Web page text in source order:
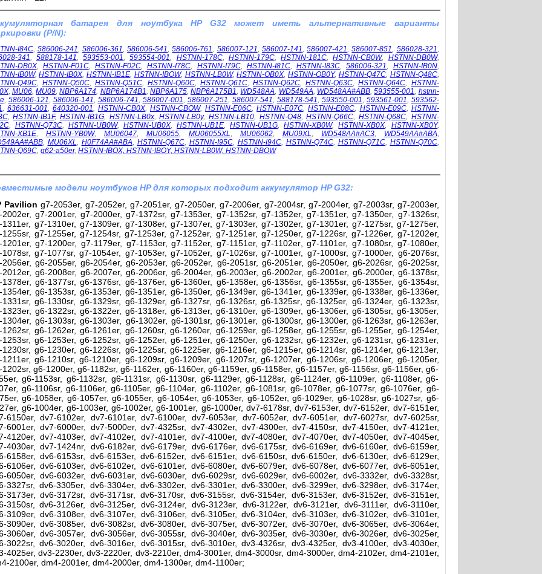
батарея для ноутбука HP G32 может иметь альтернативные варианты
(P/N):
I84C, 586006-241, 586006-361,586006-541,586006-761, 586007-121, 586007-141,586007-421,586007-851, 586028-321,
341, 588178-141, 593553-001,593554-001, HSTNN-178C, HSTNN-179C, HSTNN-181C,HSTNN-CB0W, HSTNN-DB0W,
DB0X, HSTNN-F01C, HSTNN-F02C,HSTNN-I78C, HSTNN-I79C, HSTNN-I81C, HSTNN-I83C,586006-321, HSTNN-IB0N,
IB0W,HSTNN-IB0X, HSTNN-IB1E, HSTNN-IBOW, HSTNN-LB0W,HSTNN-OB0X, HSTNN-OB0Y, HSTNN-Q47C, HSTNN-Q48C,
Q49C, HSTNN-Q50C, HSTNN-Q51C, HSTNN-Q60C, HSTNN-Q61C,HSTNN-Q62C,HSTNN-Q63C,HSTNN-Q64C, HSTNN-
, MU06,MU09,NBP6A174, NBP6A174B1, NBP6A175,NBP6A175B1, WD548AA, WD549AA, WD548AA#ABB,593555-001, hstnn-
, 586006-121, 586006-141, 586006-741, 586007-001, 586007-251, 586007-541, 588178-541, 593550-001, 593561-001, 593562-
, 636631-001, 640320-001, HSTNN-CB0X, HSTNN-CBOW,HSTNN-E06C,HSTNN-E07C,HSTNN-E08C, HSTNN-E09C, HSTNN-
,HSTNN-IB1F, HSTNN-IB1G, HSTNN-LB0x,HSTNN-LB0y, HSTNN-LB10, HSTNN-Q48,HSTNN-Q66C, HSTNN-Q68C, HSTNN-
, HSTNN-Q73C, HSTNN-UB0W, HSTNN-UB0X, HSTNN-UB1E,HSTNN-UB1G,HSTNN-XB0W,HSTNN-XB0X, HSTNN-XB0Y,
XB1E, HSTNN-YB0W, MU06047, MU06055, MU06055XL, MU06062, MU09XL, WD548AA#AC3, WD549AA#ABA,
, MU06XL, H0F74AA#ABA, HSTNN-Q67C, HSTNN-I95C, HSTNN-I94C, HSTNN-Q74C, HSTNN-Q71C, HSTNN-Q70C,
Q69C, g62-a50er, HSTNN-IBOX, HSTNN-IBOY, HSTNN-LB0W, HSTNN-DBOW
модели ноутбуков HP для которых подходит аккумулятор HP G32:
Pavilion g7-2053er, g7-2052er, g7-2051er, g7-2050er, g7-2006er, g7-2004sr, g7-2004er, g7-2003sr, g7-2003er,
2002er, g7-2001er, g7-2000er, g7-1372sr, g7-1353er, g7-1352sr, g7-1352er, g7-1351er, g7-1350er, g7-1326sr,
1311er, g7-1310er, g7-1309er, g7-1308er, g7-1307er, g7-1303er, g7-1302er, g7-1301er, g7-1275sr, g7-1275er,
1255sr, g7-1255er, g7-1254sr, g7-1253er, g7-1252er, g7-1251er, g7-1250er, g7-1226sr, g7-1226er, g7-1202er,
1201er, g7-1200er, g7-1179er, g7-1153er, g7-1152er, g7-1151er, g7-1102er, g7-1101er, g7-1080sr, g7-1080er,
1078sr, g7-1077sr, g7-1054er, g7-1053er, g7-1052er, g7-1026sr, g7-1001er, g7-1000sr, g7-1000er, g6-2076sr,
2056er, g6-2055er, g6-2054er, g6-2053er, g6-2052er, g6-2051sr, g6-2051er, g6-2050er, g6-2026sr, g6-2025sr,
2012er, g6-2008er, g6-2007er, g6-2006er, g6-2004er, g6-2003er, g6-2002er, g6-2001er, g6-2000er, g6-1378sr,
1378er, g6-1377sr, g6-1376sr, g6-1376er, g6-1360er, g6-1358er, g6-1356sr, g6-1355sr, g6-1355er, g6-1354sr,
1354er, g6-1353sr, g6-1353er, g6-1351er, g6-1350er, g6-1349er, g6-1341er, g6-1339er, g6-1338er, g6-1336er,
1331sr, g6-1330sr, g6-1329sr, g6-1329er, g6-1327sr, g6-1326sr, g6-1325sr, g6-1325er, g6-1324er, g6-1323sr,
1323er, g6-1322sr, g6-1322er, g6-1318er, g6-1313er, g6-1310er, g6-1309er, g6-1306er, g6-1305sr, g6-1305er,
1304er, g6-1303sr, g6-1303er, g6-1302er, g6-1301sr, g6-1301er, g6-1300sr, g6-1300er, g6-1263sr, g6-1263er,
1262sr, g6-1262er, g6-1261er, g6-1260sr, g6-1260er, g6-1259er, g6-1258er, g6-1255sr, g6-1255er, g6-1254er,
1253sr, g6-1253er, g6-1252sr, g6-1252er, g6-1251er, g6-1250er, g6-1232sr, g6-1232er, g6-1231sr, g6-1231er,
1230sr, g6-1230er, g6-1226sr, g6-1225sr, g6-1225er, g6-1216er, g6-1215er, g6-1214sr, g6-1214er, g6-1213er,
1211er, g6-1210sr, g6-1210er, g6-1209sr, g6-1209er, g6-1207sr, g6-1207er, g6-1206sr, g6-1206er, g6-1205er,
1202sr, g6-1200er, g6-1182sr, g6-1162er, g6-1160er, g6-1159er, g6-1158er, g6-1157er, g6-1156sr, g6-1156er, g6-
g6-1153sr, g6-1132sr, g6-1131sr, g6-1130sr, g6-1129er, g6-1128sr, g6-1124er, g6-1109er, g6-1108er, g6-
g6-1106sr, g6-1106er, g6-1105er, g6-1104er, g6-1102er, g6-1081sr, g6-1078er, g6-1077sr, g6-1076er, g6-
g6-1058er, g6-1057er, g6-1055er, g6-1054er, g6-1053er, g6-1052er, g6-1029er, g6-1028sr, g6-1027sr, g6-
g6-1004er, g6-1003er, g6-1002er, g6-1001er, g6-1000er, dv7-6178sr, dv7-6153er, dv7-6152er, dv7-6151er,
6150er, dv7-6102er, dv7-6101er, dv7-6100er, dv7-6053er, dv7-6052er, dv7-6051er, dv7-6027sr, dv7-6025sr,
6001er, dv7-6000er, dv7-5000er, dv7-4325sr, dv7-4302er, dv7-4300er, dv7-4150sr, dv7-4150er, dv7-4121er,
4120er, dv7-4103er, dv7-4102er, dv7-4101er, dv7-4100er, dv7-4080er, dv7-4070er, dv7-4050er, dv7-4045er,
4030er, dv7-1424nr, dv6-6182er, dv6-6179er, dv6-6176er, dv6-6175sr, dv6-6169er, dv6-6160er, dv6-6159er,
6158er, dv6-6153sr, dv6-6153er, dv6-6152er, dv6-6151er, dv6-6150sr, dv6-6150er, dv6-6130er, dv6-6129er,
6106er, dv6-6103er, dv6-6102er, dv6-6101er, dv6-6080er, dv6-6079er, dv6-6078er, dv6-6077er, dv6-6051er,
6050er, dv6-6032er, dv6-6031er, dv6-6030er, dv6-6029sr, dv6-6029er, dv6-6002er, dv6-3332er, dv6-3328sr,
3327sr, dv6-3305er, dv6-3304er, dv6-3302er, dv6-3301er, dv6-3300er, dv6-3299er, dv6-3298er, dv6-3174er,
3173er, dv6-3172sr, dv6-3171sr, dv6-3170sr, dv6-3155sr, dv6-3154er, dv6-3153er, dv6-3152er, dv6-3151er,
3150sr, dv6-3126er, dv6-3125er, dv6-3124er, dv6-3123er, dv6-3122er, dv6-3121er, dv6-3111er, dv6-3110er,
3109er, dv6-3108er, dv6-3107er, dv6-3106er, dv6-3105er, dv6-3104er, dv6-3103er, dv6-3102er, dv6-3101er,
3090er, dv6-3085er, dv6-3082sr, dv6-3080er, dv6-3075er, dv6-3072er, dv6-3070er, dv6-3065er, dv6-3064er,
3060er, dv6-3057er, dv6-3056er, dv6-3055sr, dv6-3040er, dv6-3035er, dv6-3030er, dv6-3026er, dv6-3025er,
3022sr, dv6-3020er, dv6-3016er, dv6-3015sr, dv6-3010er, dv3-4326sr, dv3-4325er, dv3-4100er, dv3-4030er,
4025er, dv3-2230er, dv3-2220er, dv3-2210er, dm4-3001er, dm4-3000sr, dm4-3000er, dm4-2102er, dm4-2101er,
2100er, dm4-2001er, dm4-2000er, dm4-1300er, dm4-1100er;